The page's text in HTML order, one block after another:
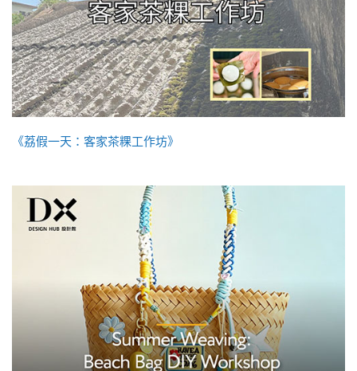
《荔假一天：客家茶粿工作坊》